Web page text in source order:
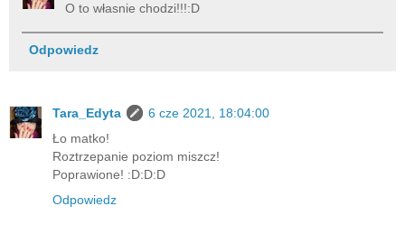
O to własnie chodzi!!!:D
Odpowiedz
Tara_Edyta
6 cze 2021, 18:04:00
Ło matko!
Roztrzepanie poziom miszcz!
Poprawione! :D:D:D
Odpowiedz